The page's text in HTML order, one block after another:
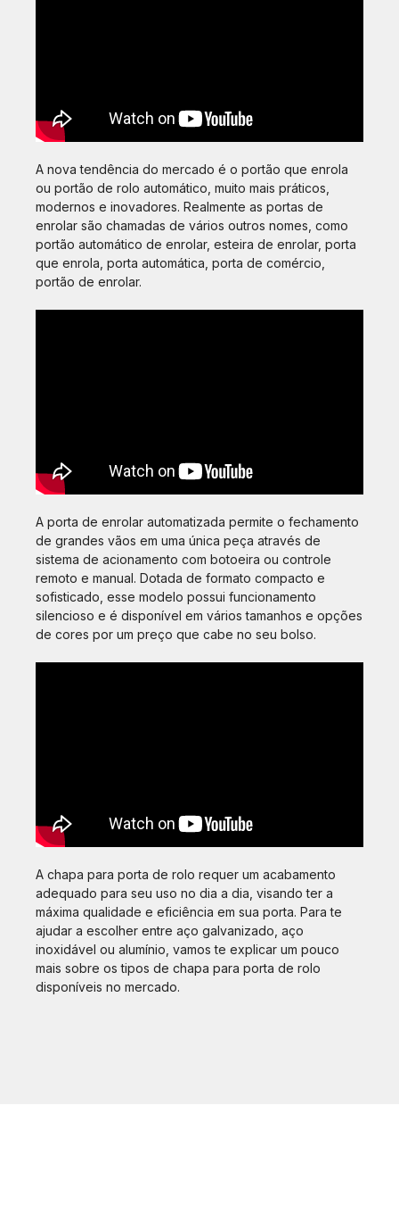
A nova tendência do mercado é o portão que enrola
ou portão de rolo automático, muito mais práticos,
modernos e inovadores. Realmente as portas de
enrolar são chamadas de vários outros nomes, como
portão automático de enrolar, esteira de enrolar, porta
que enrola, porta automática, porta de comércio,
portão de enrolar.
A porta de enrolar automatizada permite o fechamento
de grandes vãos em uma única peça através de
sistema de acionamento com botoeira ou controle
remoto e manual. Dotada de formato compacto e
sofisticado, esse modelo possui funcionamento
silencioso e é disponível em vários tamanhos e opções
de cores por um preço que cabe no seu bolso.
A chapa para porta de rolo requer um acabamento
adequado para seu uso no dia a dia, visando ter a
máxima qualidade e eficiência em sua porta. Para te
ajudar a escolher entre aço galvanizado, aço
inoxidável ou alumínio, vamos te explicar um pouco
mais sobre os tipos de chapa para porta de rolo
disponíveis no mercado.